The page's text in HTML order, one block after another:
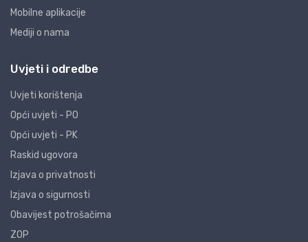
Mobilne aplikacije
Mediji o nama
Uvjeti i odredbe
Uvjeti korištenja
Opći uvjeti - PO
Opći uvjeti - PK
Raskid ugovora
Izjava o privatnosti
Izjava o sigurnosti
Obavijest potrošačima
ZOP